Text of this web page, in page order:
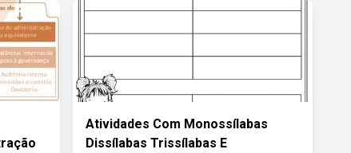
Atividades Com Monossílabas
Dissílabas Trissílabas E